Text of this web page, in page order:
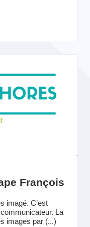
François
imagé. C’est
La
images par (...)